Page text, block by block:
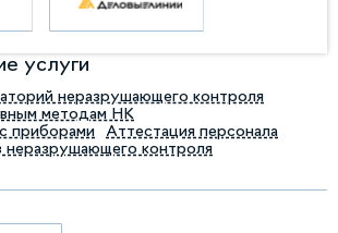
услуги
неразрушающего контроля
методам НК
приборами
Аттестация персонала
неразрушающего контроля